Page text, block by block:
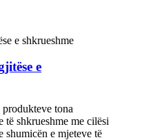
e
tona
të shkrueshme me cilësi
shumicën e mjeteve të